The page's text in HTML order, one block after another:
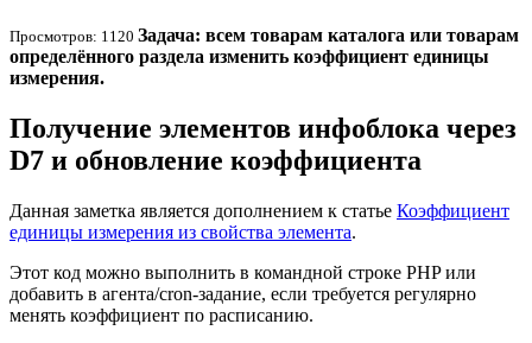
Просмотров: 1120 Задача: всем товарам каталога или товарам
определённого раздела изменить коэффициент единицы
измерения.
Получение элементов инфоблока через
D7 и обновление коэффициента
Данная заметка является дополнением к статье Коэффициент
единицы измерения из свойства элемента.
Этот код можно выполнить в командной строке PHP или
добавить в агента/cron-задание, если требуется регулярно
менять коэффициент по расписанию.